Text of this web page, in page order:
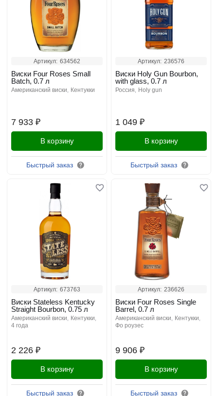
Артикул: 634562
7 933 ₽
Виски Four Roses Small
Batch, 0.7 л
американский виски кентукки
В корзину
Быстрый заказ
Артикул: 236576
1 049 ₽
Виски Holy Gun Bourbon,
with glass, 0.7 л
россия holy gun
В корзину
Быстрый заказ
Артикул: 673763
2 226 ₽
Виски Stateless Kentucky
Straight Bourbon, 0.75 л
американский виски
кентукки
4 года
В корзину
Быстрый заказ
Артикул: 236626
9 906 ₽
Виски Four Roses Single
Barrel, 0.7 л
американский виски
кентукки
фо роузес
В корзину
Быстрый заказ